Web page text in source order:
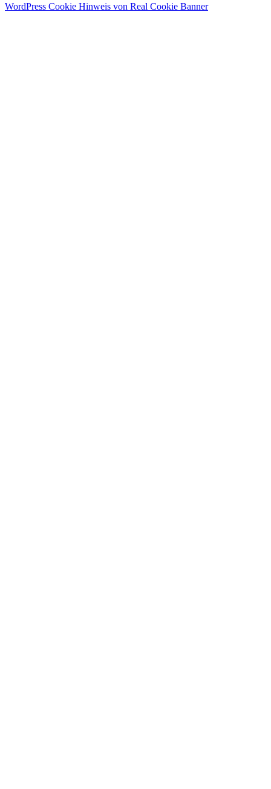
WordPress Cookie Hinweis von Real Cookie Banner